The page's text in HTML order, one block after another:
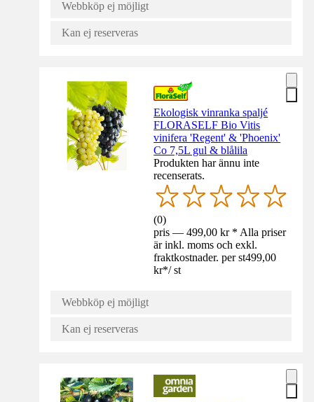
Webbköp ej möjligt
Kan ej reserveras
Ekologisk vinranka spaljé
FLORASELF Bio Vitis
vinifera 'Regent' & 'Phoenix'
Co 7,5L gul & blålila
Produkten har ännu inte
recenserats.
(0)
pris — 499,00 kr * Alla priser
är inkl. moms och exkl.
fraktkostnader. per st499,00
kr*/ st
Webbköp ej möjligt
Kan ej reserveras